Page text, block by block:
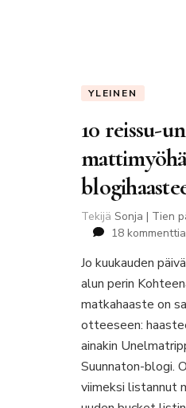
YLEINEN
10 reissu-
Tekijä Sonja | Tien
18 kommenttia
Jo kuukauden
alun perin
matkahaaste on
otteeseen:
ainakin
Suunnaton-blogi.
viimeksi listannut